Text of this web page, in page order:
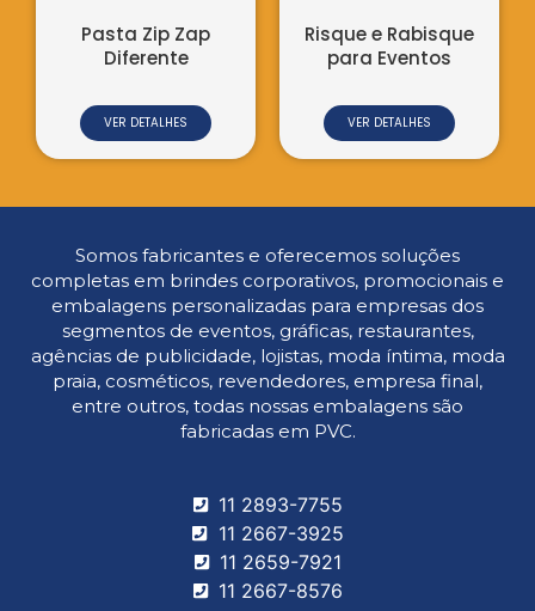
Pasta Zip Zap
Diferente
VER DETALHES
Risque e Rabisque
para Eventos
VER DETALHES
11 2893-7755
11 2667-3925
11 2659-7921
11 2667-8576
Somos fabricantes e oferecemos soluções
completas em brindes corporativos, promocionais e
embalagens personalizadas para empresas dos
segmentos de eventos, gráficas, restaurantes,
agências de publicidade, lojistas, moda íntima, moda
praia, cosméticos, revendedores, empresa final,
entre outros, todas nossas embalagens são
fabricadas em PVC.